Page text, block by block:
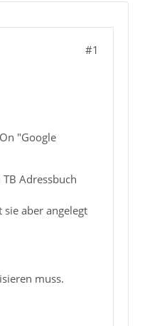
#1
"Google
Adressbuch
aber angelegt
muss.